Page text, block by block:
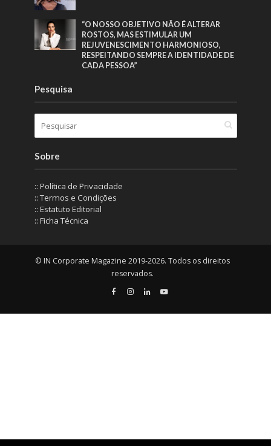
“O NOSSO OBJETIVO NÃO É ALTERAR
ROSTOS, MAS ESTIMULAR UM
REJUVENESCIMENTO HARMONIOSO,
RESPEITANDO SEMPRE A IDENTIDADE DE
CADA PESSOA”
Pesquisa
Sobre
:: Política de Privacidade
:: Termos e Condições
:: Estatuto Editorial
:: Ficha Técnica
© IN Corporate Magazine 2019-2026. Todos os direitos
reservados.